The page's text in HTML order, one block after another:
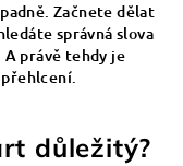
Začnete dělat
správná slova
právě tehdy je
důležitý?